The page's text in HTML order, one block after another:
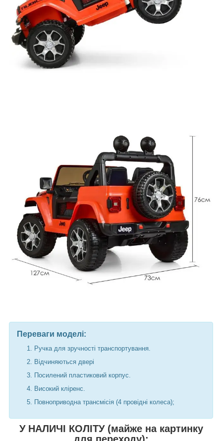
Переваги моделі:
Ручка для зручності транспортування.
Відчиняються двері
Посилений пластиковий корпус.
Високий кліренс.
Повноприводна трансмісія (4 провідні колеса);
У НАЛИЧІ КОЛІТУ (майже на картинку